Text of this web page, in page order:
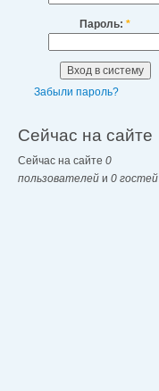
Пароль: *
Забыли пароль?
Сейчас на сайте
Сейчас на сайте 0
пользователей и 0 гостей